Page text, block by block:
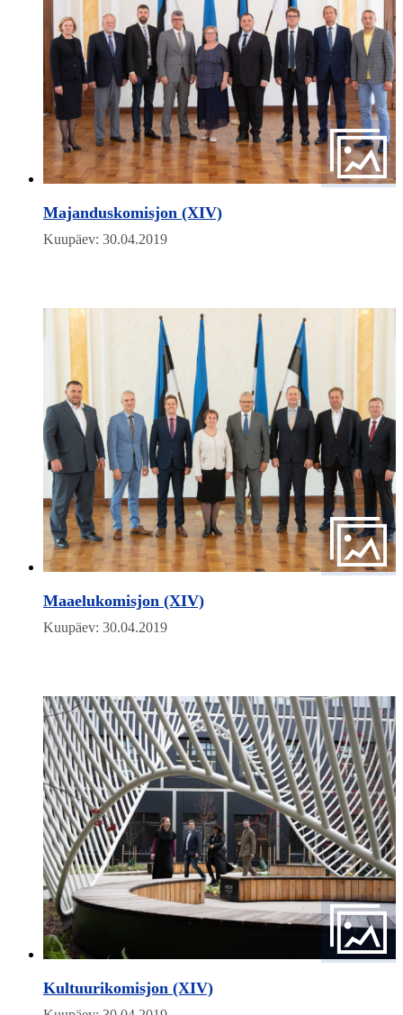
Majanduskomisjon (XIV)
Kuupäev: 30.04.2019
Maaelukomisjon (XIV)
Kuupäev: 30.04.2019
Kultuurikomisjon (XIV)